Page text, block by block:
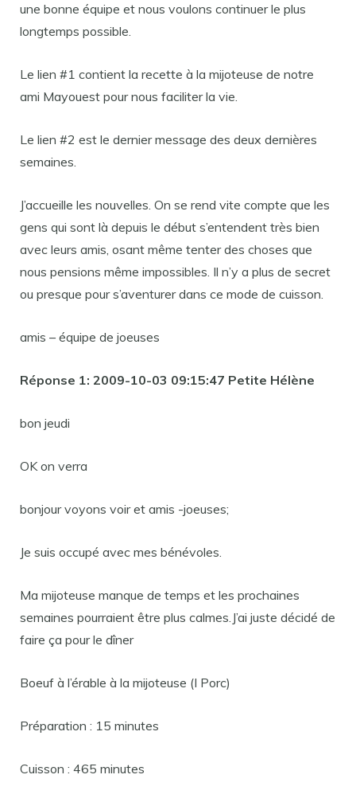
une bonne équipe et nous voulons continuer le plus
longtemps possible.
Le lien #1 contient la recette à la mijoteuse de notre
ami Mayouest pour nous faciliter la vie.
Le lien #2 est le dernier message des deux dernières
semaines.
J’accueille les nouvelles. On se rend vite compte que les
gens qui sont là depuis le début s’entendent très bien
avec leurs amis, osant même tenter des choses que
nous pensions même impossibles. Il n’y a plus de secret
ou presque pour s’aventurer dans ce mode de cuisson.
amis – équipe de joeuses
Réponse 1: 2009-10-03 09:15:47 Petite Hélène
bon jeudi
OK on verra
bonjour voyons voir et amis -joeuses;
Je suis occupé avec mes bénévoles.
Ma mijoteuse manque de temps et les prochaines
semaines pourraient être plus calmes.J’ai juste décidé de
faire ça pour le dîner
Boeuf à l’érable à la mijoteuse (I Porc)
Préparation : 15 minutes
Cuisson : 465 minutes